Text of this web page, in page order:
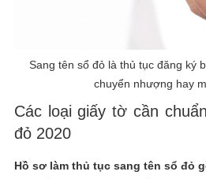
Sang tên sổ đỏ là thủ tục đăng ký
chuyển nhượng hay
Các loại giấy tờ cần
đỏ 2020
Hồ sơ làm thủ tục sang tên sổ đỏ